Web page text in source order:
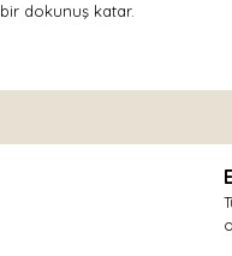
dokunuş katar.